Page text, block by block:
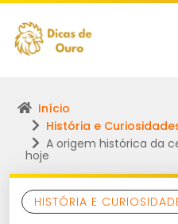
Início
História e
A origem histórica da
hoje
HISTÓRIA E